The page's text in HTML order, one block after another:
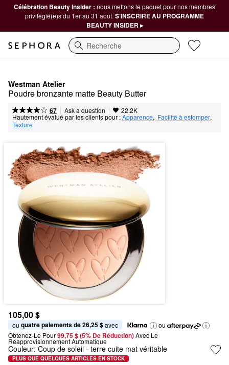
Célébration Beauty Insider : nous mettons le paquet pour nos membres
privilégié(e)s du 1er au 31 août. S’INSCRIRE AU PROGRAMME
BEAUTY INSIDER ▸
Recherche
Westman Atelier
Poudre bronzante matte Beauty Butter
67 | Ask a question | 22.2K
Hautement évalué par les clients pour :Apparence, Facilité à estomper,
Texture
105,00 $
ou quatre paiements de 26,25 $ avec
ou
Obtenez-Le Pour99,75 $ (5% De Réduction) Avec Le
Réapprovisionnement Automatique
Couleur: Coup de soleil - terre cuite mat véritable
PLUS QUE QUELQUES ARTICLES EN STOCK